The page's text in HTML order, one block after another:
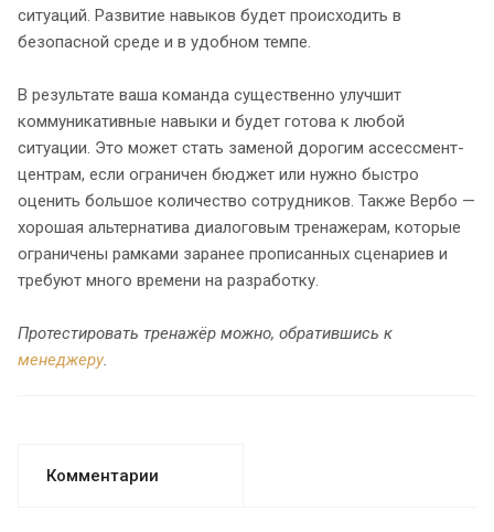
ситуаций. Развитие навыков будет происходить в
безопасной среде и в удобном темпе.
В результате ваша команда существенно улучшит
коммуникативные навыки и будет готова к любой
ситуации. Это может стать заменой дорогим ассессмент-
центрам, если ограничен бюджет или нужно быстро
оценить большое количество сотрудников. Также Вербо —
хорошая альтернатива диалоговым тренажерам, которые
ограничены рамками заранее прописанных сценариев и
требуют много времени на разработку.
Протестировать тренажёр можно, обратившись к
менеджеру.
Комментарии